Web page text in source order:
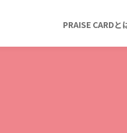
PRAISE CARDと